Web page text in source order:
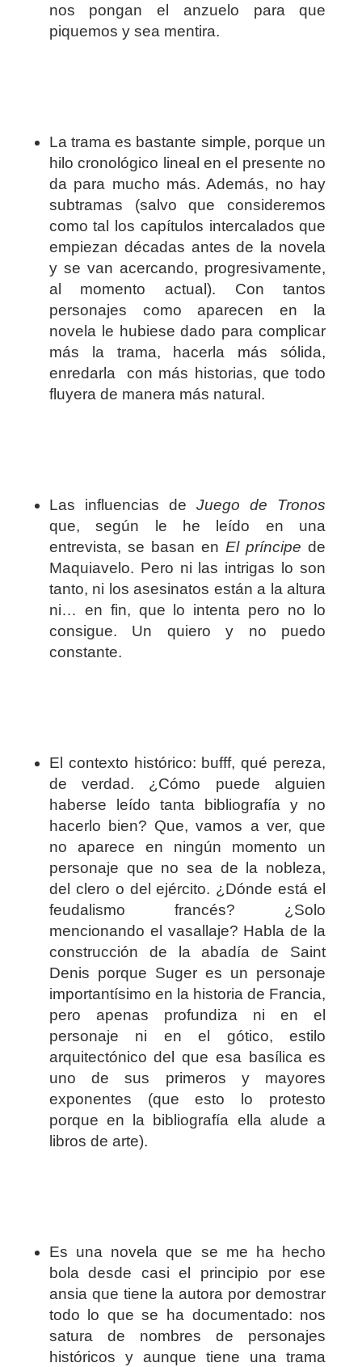
nos pongan el anzuelo para que
piquemos y sea mentira.
La trama es bastante simple, porque un
hilo cronológico lineal en el presente no
da para mucho más. Además, no hay
subtramas (salvo que consideremos
como tal los capítulos intercalados que
empiezan décadas antes de la novela
y se van acercando, progresivamente,
al momento actual). Con tantos
personajes como aparecen en la
novela le hubiese dado para complicar
más la trama, hacerla más sólida,
enredarla con más historias, que todo
fluyera de manera más natural.
Las influencias deJuego de Tronos
que, según le he leído en una
entrevista, se basan enEl príncipede
Maquiavelo. Pero ni las intrigas lo son
tanto, ni los asesinatos están a la altura
ni… en fin, que lo intenta pero no lo
consigue. Un quiero y no puedo
constante.
El contexto histórico: bufff, qué pereza,
de verdad. ¿Cómo puede alguien
haberse leído tanta bibliografía y no
hacerlo bien? Que, vamos a ver, que
no aparece en ningún momento un
personaje que no sea de la nobleza,
del clero o del ejército. ¿Dónde está el
feudalismo francés? ¿Solo
mencionando el vasallaje? Habla de la
construcción de la abadía de Saint
Denis porque Suger es un personaje
importantísimo en la historia de Francia,
pero apenas profundiza ni en el
personaje ni en el gótico, estilo
arquitectónico del que esa basílica es
uno de sus primeros y mayores
exponentes (que esto lo protesto
porque en la bibliografía ella alude a
libros de arte).
Es una novela que se me ha hecho
bola desde casi el principio por ese
ansia que tiene la autora por demostrar
todo lo que se ha documentado: nos
satura de nombres de personajes
históricos y aunque tiene una trama